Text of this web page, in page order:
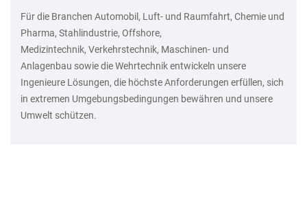
Für die Branchen Automobil, Luft- und Raumfahrt, Chemie und
Pharma, Stahlindustrie, Offshore,
Medizintechnik, Verkehrstechnik, Maschinen- und
Anlagenbau sowie die Wehrtechnik entwickeln unsere
Ingenieure Lösungen, die höchste Anforderungen erfüllen, sich
in extremen Umgebungsbedingungen bewähren und unsere
Umwelt schützen.